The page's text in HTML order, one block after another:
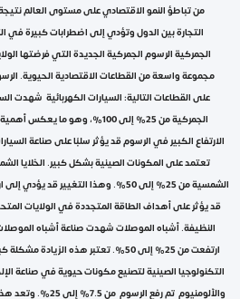
من تباطؤ النمو الاقتصادي على مستوى العالم
التجارة بين الدول وتؤدي إلى اضطرابات كبيرة في
الجمركية الرسوم الجمركية الجديدة التي فرضتها
مجموعة واسعة من القطاعات الاقتصادية الحيوية.
على القطاعات التالية: السيارات الكهربائية شهدت
الجمركية من 25% إلى 100%، وهو
الارتفاع الكبير في الرسوم قد يؤثر سلبًا على صناعة
تعتمد على المكونات الصينية بشكل كبير. الخلايا
الشمسية من 25% إلى 50%. وهذا التغيير
قد يؤثر على أهداف الطاقة المتجددة في الولايات
النظيفة. أشباه الموصلات شهدت صناعة أشباه
ارتفعت من 25% إلى 50%. تعتبر هذه
التكنولوجيا الصينية لتصنيع مكونات حيوية في صناعة
والألومنيوم تم رفع